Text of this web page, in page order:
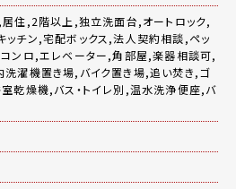
居住,2階以上,独立洗面台,オートロック,
ッチン,宅配ボックス,法人契約相談,ペッ
コンロ,エレベーター,角部屋,楽器相談可,
濯機置き場,バイク置き場,追い焚き,ゴ
乾燥機,バス・トイレ別,温水洗浄便座,バ